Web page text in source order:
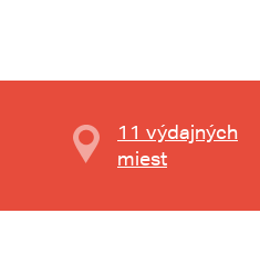
11 výdajných
miest